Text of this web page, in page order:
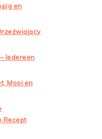
en
Iedereen
Mooi en
Recept